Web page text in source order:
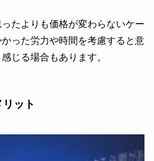
たよりも価格が変わらないケー
った労力や時間を考慮すると意
じる場合もあります。
ット